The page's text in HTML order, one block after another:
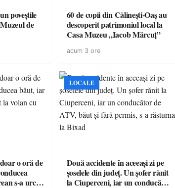
poveștile
de
60 de copii din Călinești-Oaș au
descoperit patrimoniul local la
Casa Muzeu „Iacob Mărcuț”
acum 3 ore
o oră de
s-a urcat
LOCALE
Două accidente în aceeași zi pe
șoselele din județ. Un șofer rănit
la Ciuperceni, iar un conducător